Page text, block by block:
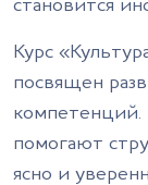
становится
Курс
посвящен
компетенций.
помогают
ясно и